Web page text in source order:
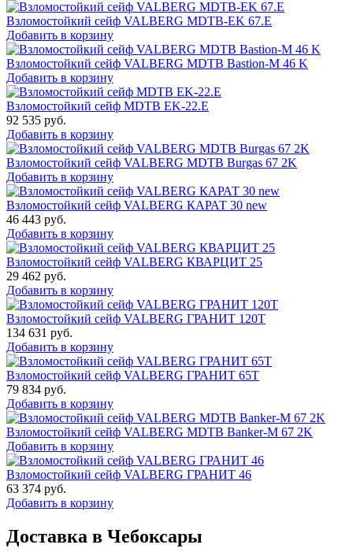
Взломостойкий сейф VALBERG MDTB-EK 67.E
Добавить в корзину
Взломостойкий сейф VALBERG MDTB Bastion-M 46 K
Добавить в корзину
Взломостойкий сейф MDTB EK-22.E
92 535 руб.
Добавить в корзину
Взломостойкий сейф VALBERG MDTB Burgas 67 2K
Добавить в корзину
Взломостойкий сейф VALBERG КАРАТ 30 new
46 443 руб.
Добавить в корзину
Взломостойкий сейф VALBERG КВАРЦИТ 25
29 462 руб.
Добавить в корзину
Взломостойкий сейф VALBERG ГРАНИТ 120Т
134 631 руб.
Добавить в корзину
Взломостойкий сейф VALBERG ГРАНИТ 65Т
79 834 руб.
Добавить в корзину
Взломостойкий сейф VALBERG MDTB Banker-M 67 2K
Добавить в корзину
Взломостойкий сейф VALBERG ГРАНИТ 46
63 374 руб.
Добавить в корзину
Доставка в Чебоксары